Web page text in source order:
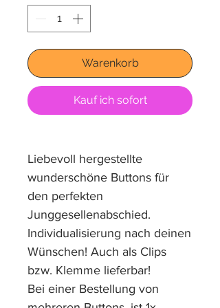
Warenkorb
Kauf ich sofort
Liebevoll hergestellte
wunderschöne Buttons für
den perfekten
Junggesellenabschied.
Individualisierung nach deinen
Wünschen! Auch als Clips
bzw. Klemme lieferbar!
Bei einer Bestellung von